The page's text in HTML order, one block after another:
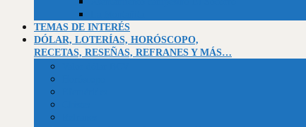
TEMAS DE INTERÉS
DÓLAR, LOTERÍAS, HORÓSCOPO,
RECETAS, RESEÑAS, REFRANES Y MÁS…